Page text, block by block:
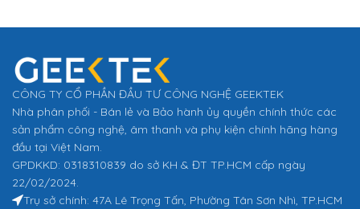
CÔNG TY CỔ PHẦN ĐẦU TƯ CÔNG NGHỆ GEEKTEK
Nhà phân phối - Bán lẻ và Bảo hành ủy quyền chính thức các
sản phẩm công nghệ, âm thanh và phụ kiện chính hãng hàng
đầu tại Việt Nam.
GPDKKD: 0318310839 do sở KH & ĐT TP.HCM cấp ngày
22/02/2024.
Trụ sở chính: 47A Lê Trọng Tấn, Phường Tân Sơn Nhì, TP.HCM